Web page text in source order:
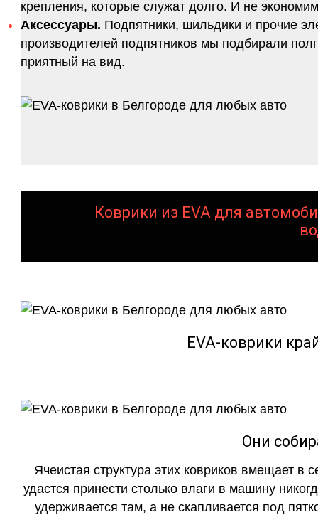
крепления, которые служат долго. И не
Аксессуары. Подпятники, шильдики и прочие
производителей подпятников мы подбирали
приятный на вид.
Коврики из EVA для
EVA-коврики
Они
Ячеистая структура этих ковриков вмещает в
удастся принести столько влаги в машину
удерживается там, а не скапливается под